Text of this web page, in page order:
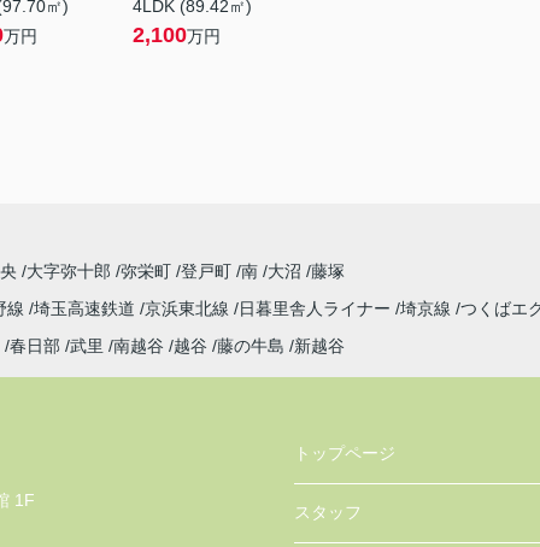
㎡)
万円
4LDK (89.42㎡)
2,100万円
大字弥十郎 弥栄町 登戸町 南 大沼 藤塚
線 埼玉高速鉄道 京浜東北線 日暮里舎人ライナー 埼京線 つくばエ
春日部 武里 南越谷 越谷 藤の牛島 新越谷
1F
トップページ
スタッフ